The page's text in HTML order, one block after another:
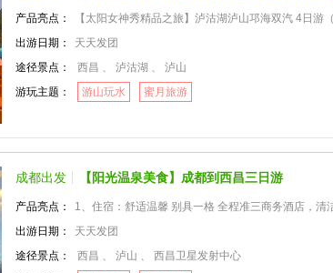
产品亮点：
【太阳女神秀精品之旅】泸沽湖泸山邛海双汽 4日游
出游日期：
天天发团
途径景点：
西昌 、 泸沽湖 、 泸山
游玩主题：
游山玩水 蜜月旅游
成都出发 【阳光温泉美食】成都到西昌三日游
产品亮点：
1、住宿：舒适温馨 别具一格 全程准三商务酒店，
出游日期：
天天发团
途径景点：
西昌 、 泸山 、 西昌卫星发射中心